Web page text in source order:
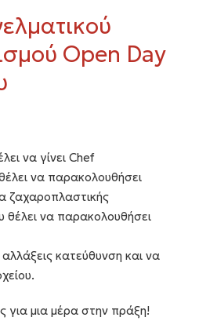
Open Day
να γίνει Chef
να παρακολουθήσει
ζαχαροπλαστικής
θέλει να παρακολουθήσει
κατεύθυνση και να
για μια μέρα στην πράξη!